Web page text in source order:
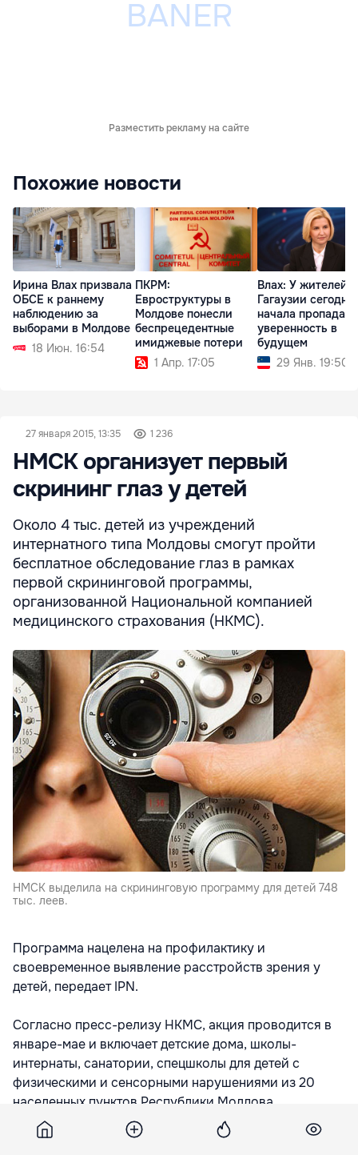
Разместить рекламу на сайте
Похожие новости
Ирина Влах призвала
ОБСЕ к раннему
наблюдению за
выборами в Молдове
18 Июн. 16:54
ПКРМ:
Евроструктуры в
Молдове понесли
беспрецедентные
имиджевые потери
1 Апр. 17:05
Влах: У жителей
Гагаузии сегодня
начала пропадать
уверенность в
будущем
29 Янв. 19:50
27 января 2015, 13:35 1 236
НМСК организует первый
скрининг глаз у детей
Около 4 тыс. детей из учреждений
интернатного типа Молдовы смогут пройти
бесплатное обследование глаз в рамках
первой скрининговой программы,
организованной Национальной компанией
медицинского страхования (НКМС).
НМСК выделила на скрининговую программу для детей 748
тыс. леев.
Программа нацелена на профилактику и
своевременное выявление расстройств зрения у
детей, передает IPN.
Согласно пресс-релизу НКМС, акция проводится в
январе-мае и включает детские дома, школы-
интернаты, санатории, спецшколы для детей с
физическими и сенсорными нарушениями из 20
населенных пунктов Республики Молдова.
На прошлой неделе врачи-офтальмологи